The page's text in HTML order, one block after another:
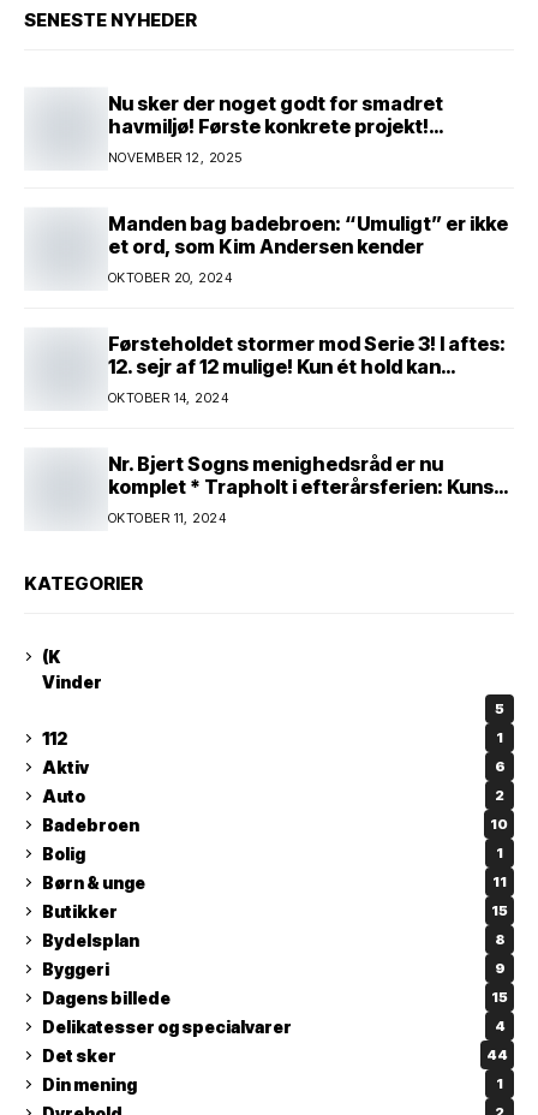
SENESTE NYHEDER
Nu sker der noget godt for smadret
havmiljø! Første konkrete projekt!
Genopretning af natur i lavbundsområde
ved Eltang Vig! 31 hektar! 2,5 millioner
NOVEMBER 12, 2025
Manden bag badebroen: “Umuligt” er ikke
et ord, som Kim Andersen kender
OKTOBER 20, 2024
Førsteholdet stormer mod Serie 3! I aftes:
12. sejr af 12 mulige! Kun ét hold kan
spænde ben! Afgørende kamp venter! Alle
mand af hus! Kør med og støt!
OKTOBER 14, 2024
Nr. Bjert Sogns menighedsråd er nu
komplet * Trapholt i efterårsferien: Kunst
og kreativitet i børnehøjde * Nr. Bjert
kunstnerpar repræsenteres på stor
OKTOBER 11, 2024
KATEGORIER
(K
Vinder
5
112 1
Aktiv 6
Auto 2
Badebroen 10
Bolig 1
Børn & unge 11
Butikker 15
Bydelsplan 8
Byggeri 9
Dagens billede 15
Delikatesser og specialvarer 4
Det sker 44
Din mening 1